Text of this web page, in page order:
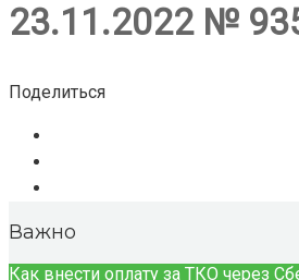
23.11.2022 №
Поделиться
Важно
Как внести оплату за ТКО через